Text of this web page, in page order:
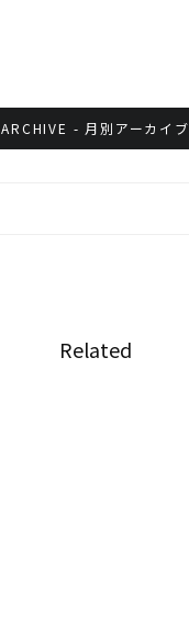
ARCHIVE - 月別アーカイブ
Related